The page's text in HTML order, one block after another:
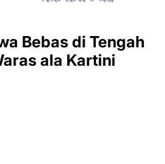
Bebas di Tengah
ala Kartini